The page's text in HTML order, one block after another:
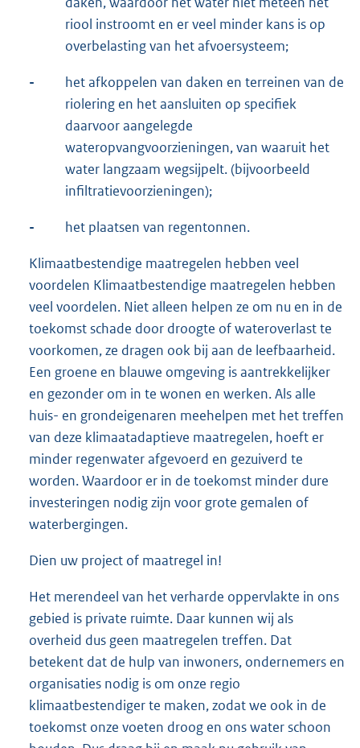
riool instroomt en er veel minder kans is op
overbelasting van het afvoersysteem;
-
het afkoppelen van daken en terreinen van de
riolering en het aansluiten op specifiek
daarvoor aangelegde
wateropvangvoorzieningen, van waaruit het
water langzaam wegsijpelt. (bijvoorbeeld
infiltratievoorzieningen);
- het plaatsen van regentonnen.
Klimaatbestendige maatregelen hebben veel
voordelen Klimaatbestendige maatregelen hebben
veel voordelen. Niet alleen helpen ze om nu en in de
toekomst schade door droogte of wateroverlast te
voorkomen, ze dragen ook bij aan de leefbaarheid.
Een groene en blauwe omgeving is aantrekkelijker
en gezonder om in te wonen en werken. Als alle
huis- en grondeigenaren meehelpen met het treffen
van deze klimaatadaptieve maatregelen, hoeft er
minder regenwater afgevoerd en gezuiverd te
worden. Waardoor er in de toekomst minder dure
investeringen nodig zijn voor grote gemalen of
waterbergingen.
Dien uw project of maatregel in!
Het merendeel van het verharde oppervlakte in ons
gebied is private ruimte. Daar kunnen wij als
overheid dus geen maatregelen treffen. Dat
betekent dat de hulp van inwoners, ondernemers en
organisaties nodig is om onze regio
klimaatbestendiger te maken, zodat we ook in de
toekomst onze voeten droog en ons water schoon